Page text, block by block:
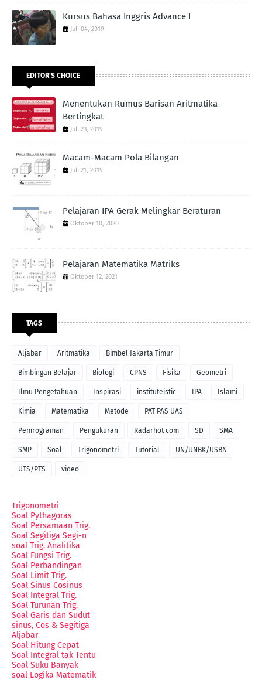
Kursus Bahasa Inggris Advance I
Juli 04, 2019
EDITOR'S CHOICE
Menentukan Rumus Barisan Aritmatika
Bertingkat
Juli 23, 2019
Macam-Macam Pola Bilangan
Juli 21, 2019
Pelajaran IPA Gerak Melingkar Beraturan
Oktober 10, 2020
Pelajaran Matematika Matriks
Oktober 12, 2021
TAGS
Aljabar Aritmatika Bimbel Jakarta Timur
Bimbingan Belajar Biologi CPNS Fisika Geometri
Ilmu Pengetahuan Inspirasi instituteistic IPA Islami
Kimia Matematika Metode PAT PAS UAS
Pemrograman Pengukuran Radarhot com SD SMA
SMP Soal Trigonometri Tutorial UN/UNBK/USBN
UTS/PTS video
Trigonometri
Soal Pythagoras
Soal Persamaan Trig.
Soal Segitiga Segi-n
soal Trig. Analitika
Soal Fungsi Trig.
Soal Perbandingan
Soal Limit Trig.
Soal Sinus Cosinus
Soal Integral Trig.
Soal Turunan Trig.
Soal Garis dan Sudut
sinus, Cos & Segitiga
Aljabar
Soal Hitung Cepat
Soal Integral tak Tentu
Soal Suku Banyak
soal Logika Matematik